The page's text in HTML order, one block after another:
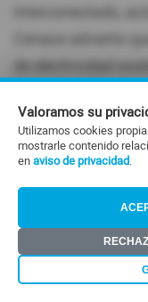
Interconectado,
Cenace advierte
de electricidad
continuo
país en esos
Valoramos su
Utilizamos cookies
mostrarle contenido
enaviso de privacidad.